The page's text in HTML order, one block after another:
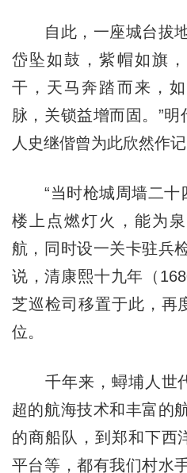
自此，一座城台拔地
岱坠如鼓，紫帽如旗
干，天马奔踏而来，
脉，关锁益增而固。”
人史继偕曾为此欣然作记
“当时枪城周墙二十
楼上点燃灯火，能为
航，同时设一关卡驻兵
说，清康熙十九年（
芝巡检司移置于此，再
位。
千年来，蟳埔人世
超的航海技术和丰富的
的商船队，到郑和下西
平台等，都有我们村水